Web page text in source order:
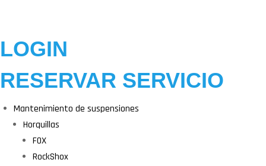
LOGIN
RESERVAR SERVICIO
Mantenimiento de suspensiones
Horquillas
FOX
RockShox